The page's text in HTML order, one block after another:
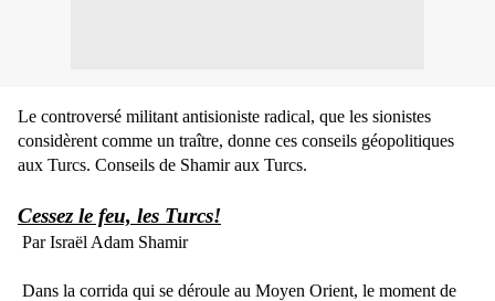
Le controversé militant antisioniste radical, que les sionistes
considèrent comme un traître, donne ces conseils géopolitiques
aux Turcs. Conseils de Shamir aux Turcs.
Cessez le feu, les Turcs!
Par Israël Adam Shamir
Dans la corrida qui se déroule au Moyen Orient, le moment de